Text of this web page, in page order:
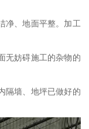
净、地面平整。加工
无妨碍施工的杂物的
隔墙、地坪已做好的